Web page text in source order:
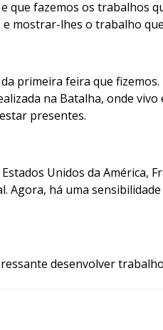
que fazemos os trabalhos
mostrar-lhes o trabalho
primeira feira que
na Batalha, onde vivo
presentes.
Unidos da América,
Agora, há uma
desenvolver